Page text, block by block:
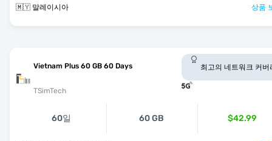
🇲🇾 말레이시아 상품
Vietnam Plus 60 GB 60 Days
TSimTech
최고의 네트워크 커버
60일 60 GB $42.99